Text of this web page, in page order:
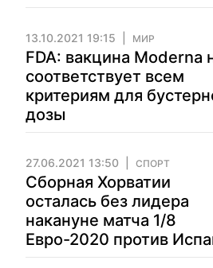
13.10.2021 19:15 МИР
FDA: вакцина Moderna
соответствует всем
критериям для
дозы
27.06.2021 13:50 СПОРТ
Сборная Хорватии
осталась без лидера
накануне матча 1/8
Евро-2020 против